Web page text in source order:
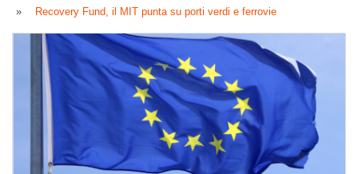
Recovery Fund, il MIT punta su porti verdi e ferrovie